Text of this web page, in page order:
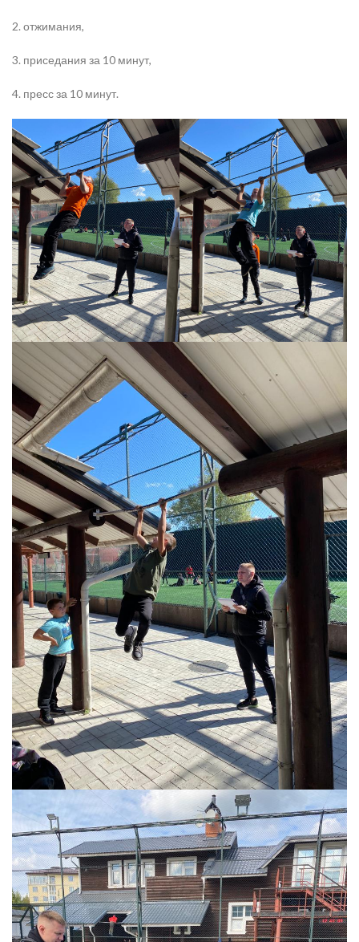
2. отжимания,
3. приседания за 10 минут,
4. пресс за 10 минут.